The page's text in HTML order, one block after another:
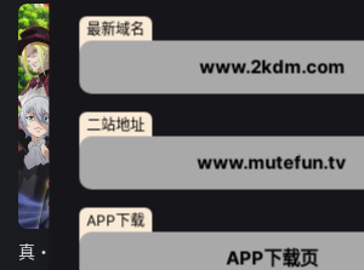
12集全
东京猫猫 NEW～♡
最新域名
www.2kdm.com
二站地址
www.mutefun.tv
APP下载
APP下载页